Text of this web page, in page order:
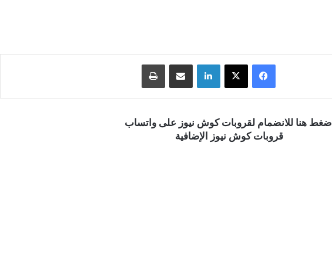
فيسبوك ‫X لينكدإن مشاركة عبر البريد
اضغط هنا للانضمام لقروبات كوش نيوز على واتساب
قروبات كوش نيوز الإضافية